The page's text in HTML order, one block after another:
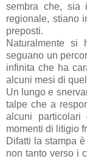
sembra che, sia
regionale, stiano
preposti.
Naturalmente si
seguano un
infinita che ha
alcuni mesi di
Un lungo e
talpe che a
alcuni
momenti di litigio
Difatti la stampa
non tanto verso i